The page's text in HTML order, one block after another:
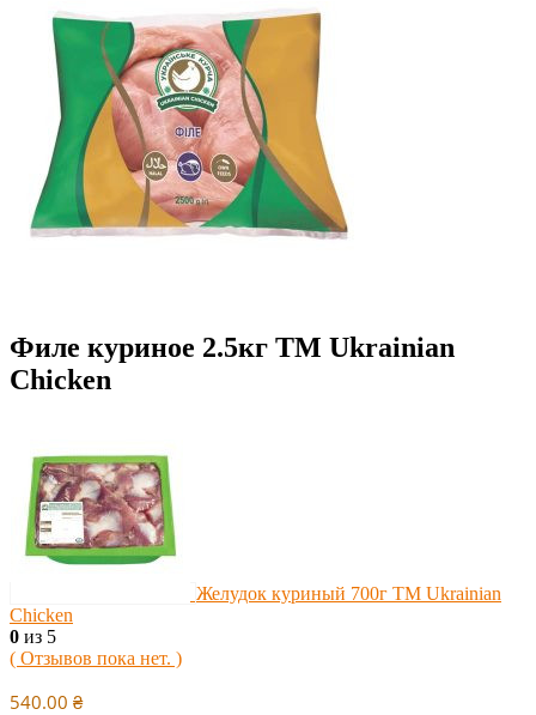
Филе куриное 2.5кг ТМ Ukrainian
Chicken
Желудок куриный 700г ТМ Ukrainian
Chicken
0 из 5
( Отзывов пока нет. )
540.00 ₴